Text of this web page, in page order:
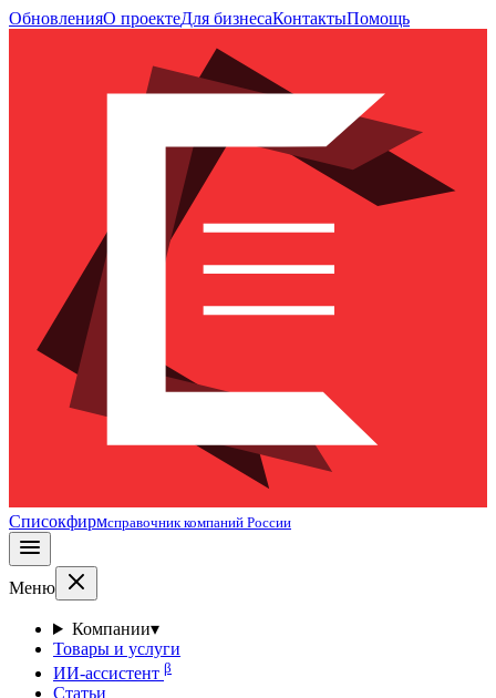
ОбновленияО проектеДля бизнесаКонтактыПомощь
Списокфирмсправочник компаний России
Меню
Компании▾
Товары и услуги
ИИ-ассистент β
Статьи